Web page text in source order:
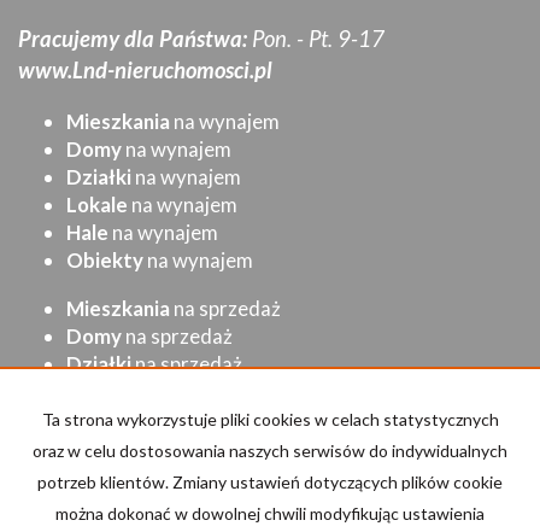
Pracujemy dla Państwa: Pon. - Pt. 9-17
www.Lnd-nieruchomosci.pl
Mieszkania na wynajem
Domyna wynajem
Działki na wynajem
Lokale na wynajem
Hale na wynajem
Obiektyna wynajem
Mieszkania na sprzedaż
Domyna sprzedaż
Działkina sprzedaż
Halena sprzedaż
Obiektyna sprzedaż
Strona główna Kup Sprzedaj/Wynajmij Kontakt
Ta strona wykorzystuje pliki cookies w celach statystycznych
oraz w celu dostosowania naszych serwisów do indywidualnych
potrzeb klientów. Zmiany ustawień dotyczących plików cookie
można dokonać w dowolnej chwili modyfikując ustawienia